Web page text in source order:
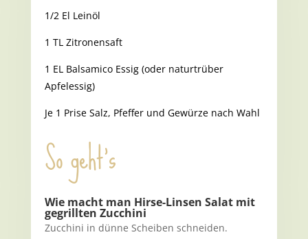
1/2 El Leinöl
1 TL Zitronensaft
1 EL Balsamico Essig (oder naturtrüber
Apfelessig)
Je 1 Prise Salz, Pfeffer und Gewürze nach Wahl
So geht’s
Wie macht man Hirse-Linsen Salat mit
gegrillten Zucchini
Zucchini in dünne Scheiben schneiden.